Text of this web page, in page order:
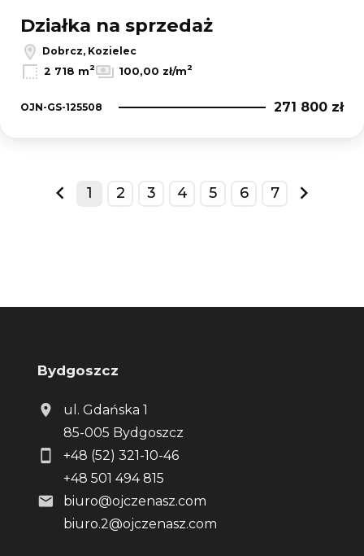
Działka na sprzedaż
Dobrcz, Kozielec
2 718 m2 100,00 zł/m2
OJN-GS-125508 271 800 zł
prev
1 2 3 4 5 6 7
next
Bydgoszcz
ul. Gdańska 1
85-005 Bydgoszcz
+48 (52) 321-10-46
+48 501 494 815
biuro@ojczenasz.com
biuro.2@ojczenasz.com